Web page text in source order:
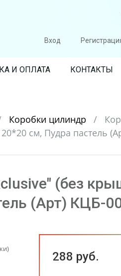
Вход
И ОПЛАТА КОНТАКТЫ
Коробки цилиндр /
см, Пудра пастель
(без
(Арт) КЦБ-
288 руб.